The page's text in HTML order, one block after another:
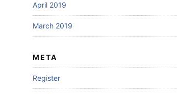
April 2019
March 2019
META
Register